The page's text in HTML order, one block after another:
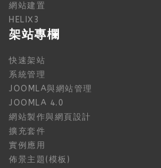
網站建置
HELIX3
架站專欄
快速架站
系統管理
JOOMLA與網站管理
JOOMLA 4.0
網站製作與網頁設計
擴充套件
實例應用
佈景主題(模板)